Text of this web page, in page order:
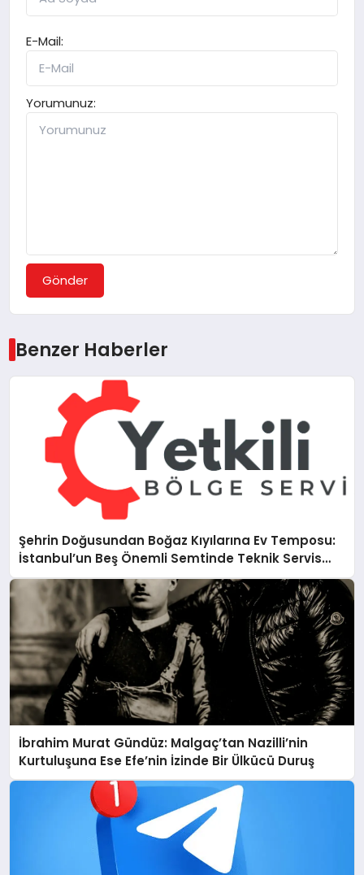
E-Mail:
Yorumunuz:
Gönder
Benzer Haberler
Şehrin Doğusundan Boğaz Kıyılarına Ev Temposu:
İstanbul’un Beş Önemli Semtinde Teknik Servis
Deneyimi
İbrahim Murat Gündüz: Malgaç’tan Nazilli’nin
Kurtuluşuna Ese Efe’nin İzinde Bir Ülkücü Duruş